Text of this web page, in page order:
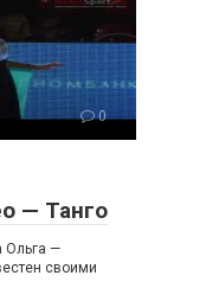
0
— Танго
Ольга —
своими